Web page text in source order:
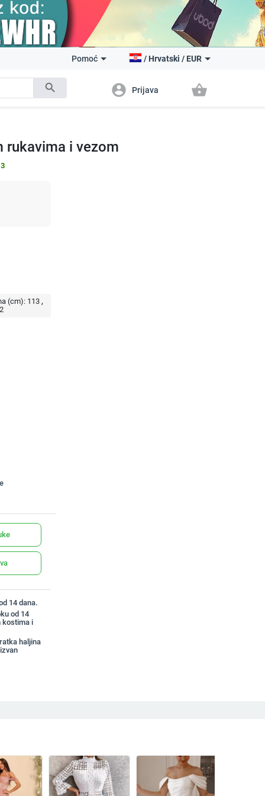
search
Pomoć / Hrvatski / EUR
account_circle Prijava shopping_basket
rukavima i vezom
(cm): 113
14 dana.
od 14
kostima i
haljina